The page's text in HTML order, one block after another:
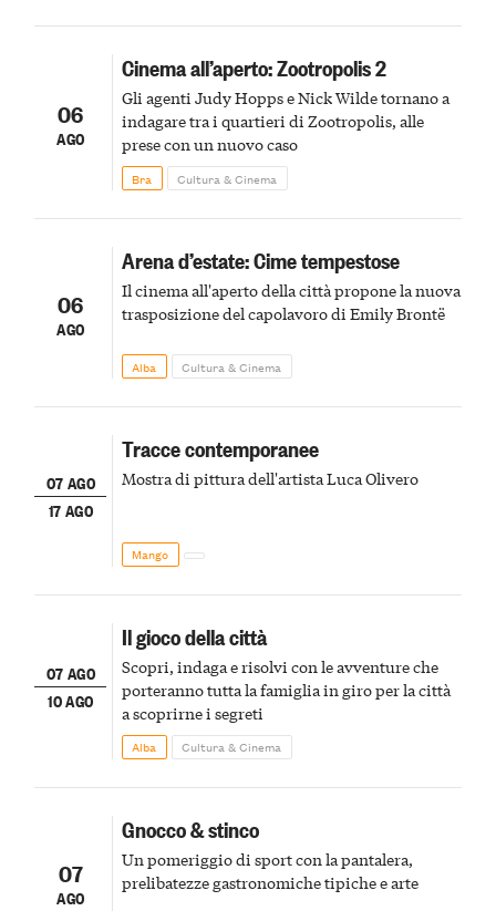
06
AGO
Cinema all’aperto: Zootropolis 2
Gli agenti Judy Hopps e Nick Wilde tornano a
indagare tra i quartieri di Zootropolis, alle
prese con un nuovo caso
Bra Cultura & Cinema
06
AGO
Arena d’estate: Cime tempestose
Il cinema all'aperto della città propone la nuova
trasposizione del capolavoro di Emily Brontë
Alba Cultura & Cinema
07 AGO
17 AGO
Tracce contemporanee
Mostra di pittura dell'artista Luca Olivero
Mango
07 AGO
10 AGO
Il gioco della città
Scopri, indaga e risolvi con le avventure che
porteranno tutta la famiglia in giro per la città
a scoprirne i segreti
Alba Cultura & Cinema
07
AGO
Gnocco & stinco
Un pomeriggio di sport con la pantalera,
prelibatezze gastronomiche tipiche e arte